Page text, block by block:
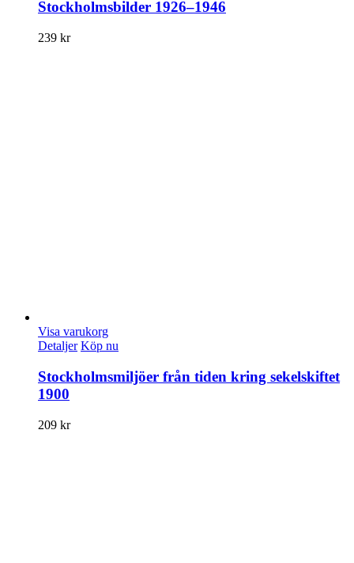
Stockholmsbilder 1926–1946
239 kr
Visa varukorg
Detaljer Köp nu
Stockholmsmiljöer från tiden kring sekelskiftet
1900
209 kr